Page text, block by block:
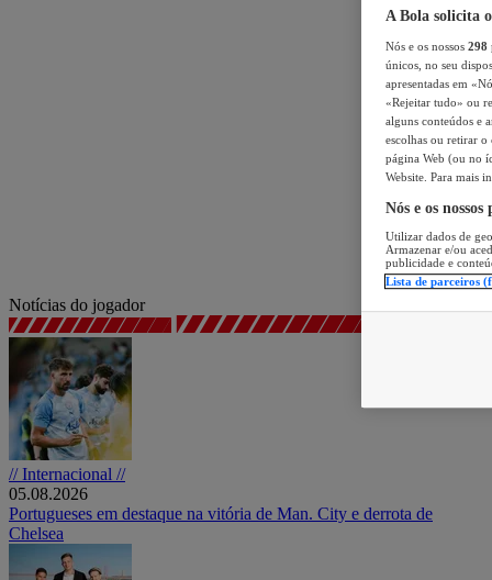
Notícias do jogador
// Internacional //
05.08.2026
Portugueses em destaque na vitória de Man. City e derrota de
Chelsea
A Bola solicita
Nós e os nossos 298
únicos, no seu
apresentadas em
«Rejeitar tudo» ou
alguns conteúdos e
escolhas ou retirar
página Web (ou no
Website. Para mais
Nós e os
Utilizar dados de
Armazenar e/ou
publicidade e
Lista de parceiros